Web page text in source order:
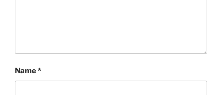
Name*